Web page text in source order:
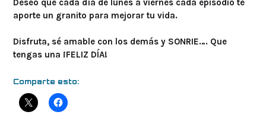
Deseo que cada día de lunes a viernes cada episodio te
aporte un granito para mejorar tu vida.
Disfruta, sé amable con los demás y SONRIE…. Que
tengas una ¡FELIZ DÍA!
Comparte esto: